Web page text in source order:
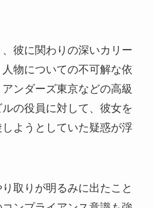
彼に関わりの深いカリー
物についての不可解な依
ンダーズ東京などの高級
の役員に対して、彼女を
ようとしていた疑惑が浮
取りが明るみに出たこと